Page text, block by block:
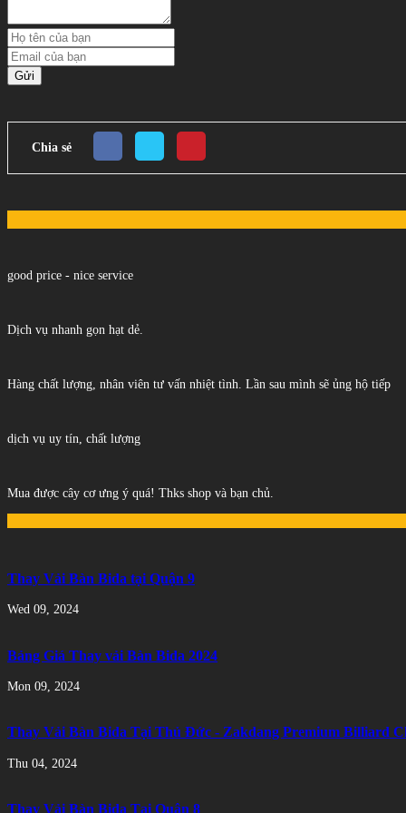
Gửi
Chia sẻ
good price - nice service
Dịch vụ nhanh gọn hạt dẻ.
Hàng chất lượng, nhân viên tư vấn nhiệt tình. Lần sau mình sẽ ủng hộ tiếp
dịch vụ uy tín, chất lượng
Mua được cây cơ ưng ý quá! Thks shop và bạn chủ.
Thay Vải Bàn Bida tại Quận 9
Wed 09, 2024
Bảng Giá Thay vải Bàn Bida 2024
Mon 09, 2024
Thay Vải Bàn Bida Tại Thủ Đức - Zakdang Premium Billiard
Thu 04, 2024
Thay Vải Bàn Bida Tại Quận 8